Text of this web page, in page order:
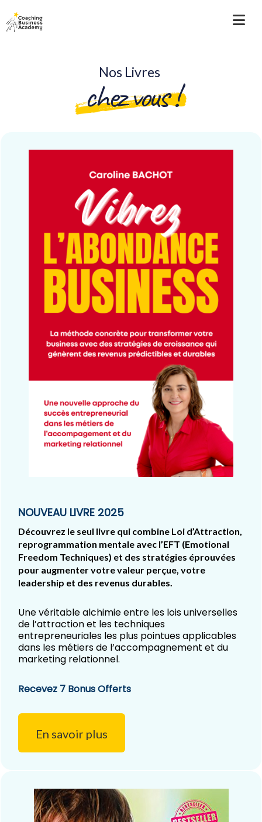
Nos Livres
chez vous !
NOUVEAU LIVRE 2025
Découvrez le seul livre qui combine Loi d’Attraction,
reprogrammation mentale avec l’EFT (Emotional
Freedom Techniques) et des stratégies éprouvées
pour augmenter votre valeur perçue, votre
leadership et des revenus durables.
Une véritable alchimie entre les lois universelles
de l’attraction et les techniques
entrepreneuriales les plus pointues applicables
dans les métiers de l’accompagnement et du
marketing relationnel.
Recevez 7 Bonus Offerts
En savoir plus